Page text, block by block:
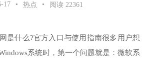
17 • 热点 • 阅读 22361
是什么?官方入口与使用指南很多用户想
系统时，第一个问题就是：微软系